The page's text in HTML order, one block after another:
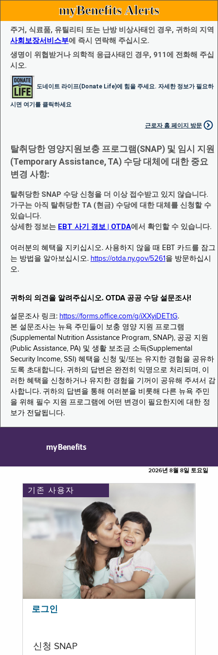
myBenefits Alerts
주거, 식료품, 유틸리티 또는 난방 비상사태인 경우, 귀하의 지역
사회보장서비스부에 즉시 연락해 주십시오.
생명이 위협받거나 의학적 응급사태인 경우, 911에 전화해 주십
시오.
도네이트 라이프(Donate Life)에 힘을 주세요. 자세한 정보가 필요하
시면 여기를 클릭하세요
근로자 홈 페이지 방문
탈취당한 영양지원보충 프로그램(SNAP) 및 임시 지원
(Temporary Assistance, TA) 수당 대체에 대한 중요
변경 사항:
탈취당한 SNAP 수당 신청을 더 이상 접수받고 있지 않습니다.
가구는 아직 탈취당한 TA (현금) 수당에 대한 대체를 신청할 수
있습니다.
상세한 정보는 EBT 사기 경보 | OTDA에서 확인할 수 있습니다.
여러분의 혜택을 지키십시오. 사용하지 않을 때 EBT 카드를 잠그
는 방법을 알아보십시오. https://otda.ny.gov/5261 을 방문하십시
오.
귀하의 의견을 알려주십시오. OTDA 공공 수당 설문조사!
설문조사 링크: https://forms.office.com/g/iXXyiDETtG.
본 설문조사는 뉴욕 주민들이 보충 영양 지원 프로그램
(Supplemental Nutrition Assistance Program, SNAP), 공공 지원
(Public Assistance, PA) 및 생활 보조금 소득(Supplemental
Security Income, SSI) 혜택을 신청 및/또는 유지한 경험을 공유하
도록 초대합니다. 귀하의 답변은 완전히 익명으로 처리되며, 이
러한 혜택을 신청하거나 유지한 경험을 기꺼이 공유해 주셔서 감
사합니다. 귀하의 답변을 통해 여러분을 비롯해 다른 뉴욕 주민
을 위해 필수 지원 프로그램에 어떤 변경이 필요한지에 대한 정
보가 전달됩니다.
myBenefits
2026년 8월 8일 토요일
기존 사용자
로그인
신청 SNAP